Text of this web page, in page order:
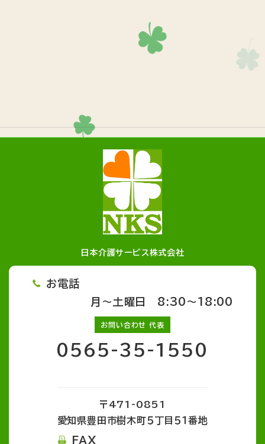
日本介護サービス株式会社
お電話
月～土曜日 8:30～18:00
お問い合わせ 代表
0565-35-1550
〒471-0851
愛知県豊田市樹木町５丁目５１番地
FAX